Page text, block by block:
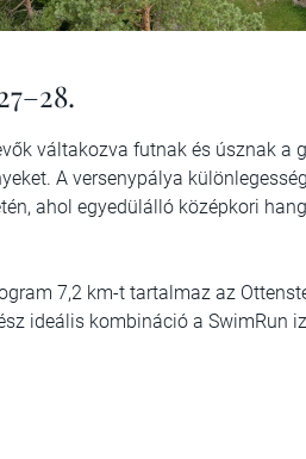
váltakozva futnak és úsznak a
A versenypálya
ahol egyedülálló középkori
7,2 km-t tartalmaz az
ideális kombináció a SwimRun